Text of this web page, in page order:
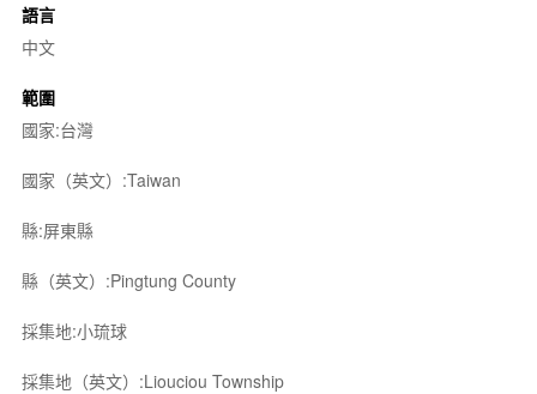
語言
中文
範圍
國家:台灣
國家（英文）:Taiwan
縣:屏東縣
縣（英文）:Pingtung County
採集地:小琉球
採集地（英文）:Liouciou Township